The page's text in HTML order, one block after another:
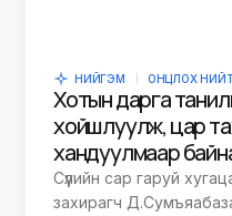
НИЙГЭМ ОНЦЛОХ
Хотын дарга
хойшлуулж, цар
хандуулмаар
Сүүлийн сар гаруй
захирагч